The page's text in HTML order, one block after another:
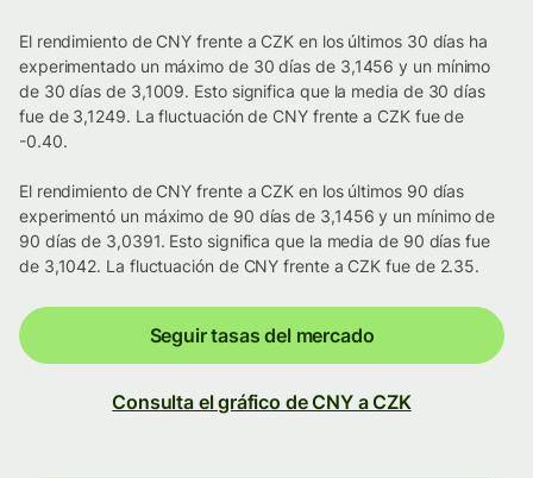
El rendimiento de CNY frente a CZK en los últimos 30 días ha
experimentado un máximo de 30 días de 3,1456 y un mínimo
de 30 días de 3,1009. Esto significa que la media de 30 días
fue de 3,1249. La fluctuación de CNY frente a CZK fue de
-0.40.
El rendimiento de CNY frente a CZK en los últimos 90 días
experimentó un máximo de 90 días de 3,1456 y un mínimo de
90 días de 3,0391. Esto significa que la media de 90 días fue
de 3,1042. La fluctuación de CNY frente a CZK fue de 2.35.
Seguir tasas del mercado
Consulta el gráfico de CNY a CZK